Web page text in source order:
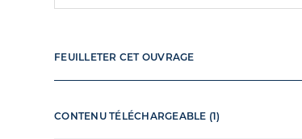
FEUILLETER CET OUVRAGE
CONTENU TÉLÉCHARGEABLE (1)